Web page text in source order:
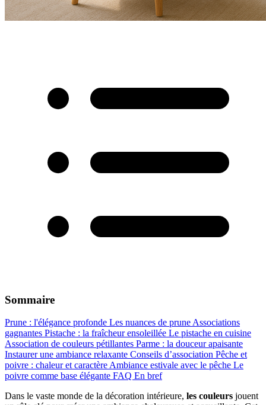
Sommaire
Prune : l'élégance profonde Les nuances de prune Associations
gagnantes Pistache : la fraîcheur ensoleillée Le pistache en cuisine
Association de couleurs pétillantes Parme : la douceur apaisante
Instaurer une ambiance relaxante Conseils d’association Pêche et
poivre : chaleur et caractère Ambiance estivale avec le pêche Le
poivre comme base élégante FAQ En bref
Dans le vaste monde de la décoration intérieure, les couleurs jouent